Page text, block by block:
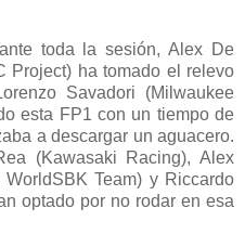
toda la sesión, Alex De
Project) ha tomado el relevo
Savadori (Milwaukee
esta FP1 con un tiempo de
a descargar un aguacero.
(Kawasaki Racing), Alex
Team) y Riccardo
optado por no rodar en esa